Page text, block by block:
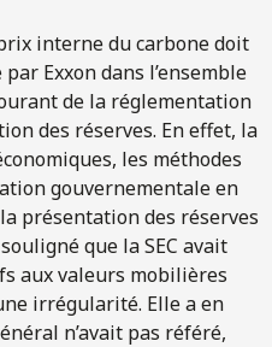
interne du carbone doit
Exxon dans l’ensemble
de la réglementation
des réserves. En effet, la
les méthodes
gouvernementale en
présentation des réserves
que la SEC avait
aux valeurs mobilières
irrégularité. Elle a en
n’avait pas référé,